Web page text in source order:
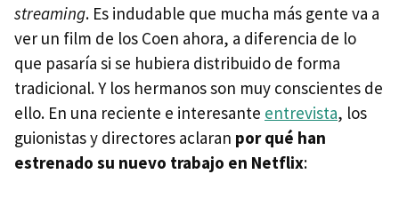
streaming. Es indudable que mucha más gente va a
ver un film de los Coen ahora, a diferencia de lo
que pasaría si se hubiera distribuido de forma
tradicional. Y los hermanos son muy conscientes de
ello. En una reciente e interesante entrevista, los
guionistas y directores aclaran por qué han
estrenado su nuevo trabajo en Netflix: